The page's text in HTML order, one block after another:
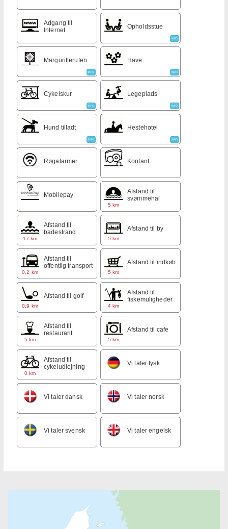
Adgang til
Internet
Opholdsstue
INFO
Marguritteruten
INFO
Have
INFO
Cykelskur
INFO
Legeplads
INFO
Hund tilladt
INFO
Hestehotel
INFO
Røgalarmer Kontant
Mobilepay
5 km
Afstand til
svømmehal
17 km
Afstand til
badestrand
5 km
Afstand til by
0,2 km
Afstand til
offentlig transport
5 km
Afstand til indkøb
0,9 km
Afstand til golf
4 km
Afstand til
fiskemuligheder
5 km
Afstand til
restaurant
5 km
Afstand til cafe
0 km
Afstand til
cykeludlejning
Vi taler tysk
Vi taler dansk Vi taler norsk
Vi taler svensk Vi taler engelsk